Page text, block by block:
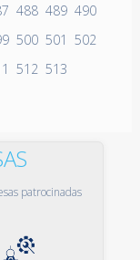
488 489 490
500 501 502
512 513
patrocinadas